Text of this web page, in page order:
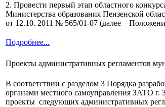
2. Провести первый этап областного
Министерства образования Пензенской
от 12.10. 2011 № 565/01-07 (далее –
Подробнее...
Проекты административных регламентов
В соответствии с разделом 3 Порядка
органами местного самоуправления ЗАТО г.
проекты следующих административных